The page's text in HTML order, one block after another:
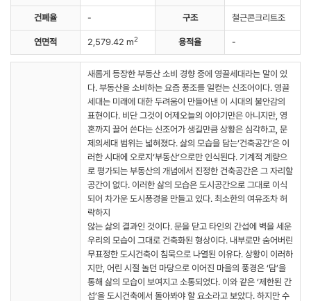
건폐율 - 구조 철근콘크리트조
연면적 2,579.42 m2 용적율 -
새롭게 등장한 부동산 소비 경향 중에 영끌세대라는 말이 있
다. 부동산을 소비하는 요즘 풍조를 일컫는 신조어이다. 영끌
세대는 미래에 대한 두려움이 만들어낸 이 시대의 불안감의
표현이다. 비단 그것이 어제오늘의 이야기만은 아니지만, 영
혼까지 끌어 쓴다는 신조어가 생길만큼 상황은 심각하고, 문
제의세대 범위는 넓혀졌다. 삶의 모습을 담는‘건축공간’은 이
러한 시대에 오로지‘부동산’으로만 인식된다. 기계적 계량으
로 평가되는 부동산의 개념에서 진정한 건축공간은 그 자리할
공간이 없다. 이러한 삶의 모습은 도시공간으로 그대로 이식
되어 차가운 도시풍경을 만들고 있다. 최소한의 여유조차 허
락하지
않는 삶의 결과인 것이다. 문을 닫고 타인의 간섭에 벽을 세운
우리의 모습이 그대로 건축화된 형상이다. 내부로만 숨어버린
무표정한 도시건축이 침묵으로 나열된 이유다. 상황이 이러하
지만, 어린 시절 놀던 마당으로 이어진 마을의 풍경은 ‘담’을
통해 삶의 모습이 보여지고 소통되었다. 이와 같은 ‘제한된 간
섭’을 도시건축에서 돌아봐야 할 요소라고 보았다. 하지만 수